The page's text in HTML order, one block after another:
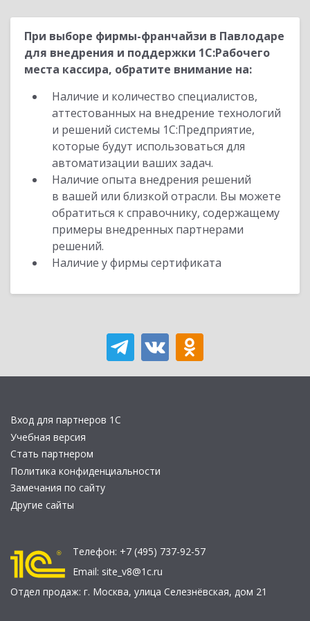
При выборе фирмы-франчайзи в Павлодаре
для внедрения и поддержки 1С:Рабочего
места кассира, обратите внимание на:
Наличие и количество специалистов,
аттестованных на внедрение технологий
и решений системы 1С:Предприятие,
которые будут использоваться для
автоматизации ваших задач.
Наличие опыта внедрения решений
в вашей или близкой отрасли. Вы можете
обратиться к справочнику, содержащему
примеры внедренных партнерами
решений.
Наличие у фирмы сертификата
Вход для партнеров 1С
Учебная версия
Стать партнером
Политика конфиденциальности
Замечания по сайту
Другие сайты
Телефон: +7 (495) 737-92-57
Email: site_v8@1c.ru
Отдел продаж: г. Москва, улица Селезнёвская, дом 21